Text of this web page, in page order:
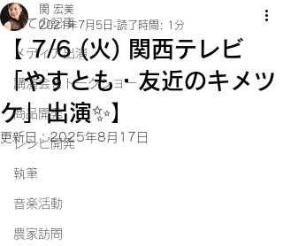
全ての記事
メディア出演
講演会＆トークショー
商品開発
レシピ開発
執筆
音楽活動
農家訪問
【 7/6 (火) 関西テレビ
「やすとも・友近のキメツ
ケ」出演✨】
関 宏美
2021年7月5日 読了時間: 1分
更新日：2025年8月17日